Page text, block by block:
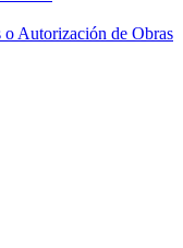
Autorización de Obras